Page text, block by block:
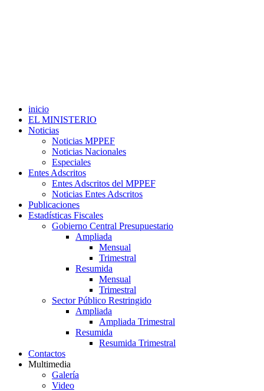
inicio
EL MINISTERIO
Noticias
Noticias MPPEF
Noticias Nacionales
Especiales
Entes Adscritos
Entes Adscritos del MPPEF
Noticias Entes Adscritos
Publicaciones
Estadísticas Fiscales
Gobierno Central Presupuestario
Ampliada
Mensual
Trimestral
Resumida
Mensual
Trimestral
Sector Público Restringido
Ampliada
Ampliada Trimestral
Resumida
Resumida Trimestral
Contactos
Multimedia
Galería
Video